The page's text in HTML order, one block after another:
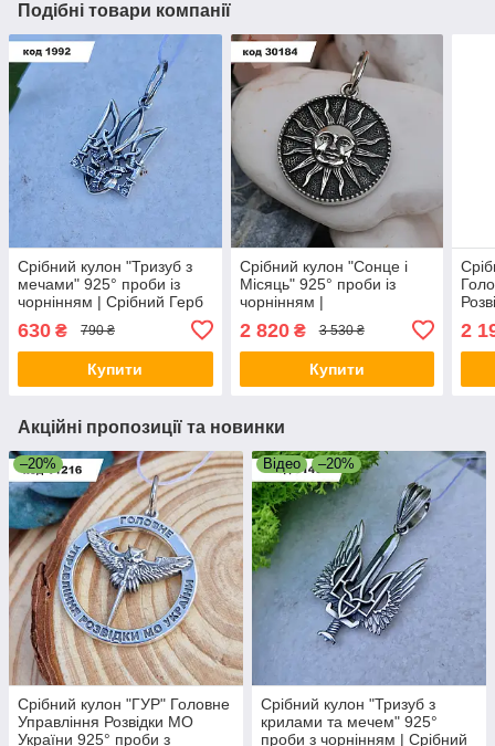
Подібні товари компанії
Срібний кулон "Тризуб з
мечами" 925° проби із
чорнінням | Срібний Герб
630 ₴ 790 ₴
Купити
Срібний кулон "Сонце і
Місяць" 925° проби із
чорнінням |
Скандинавський амулет
2 820₴ 3 530 ₴
Купити
2
Акційні пропозиції та новинки
–20%
Срібний кулон "ГУР" Головне
Управління Розвідки МО
України 925° проби з
Відео –20%
Срібний кулон "Тризуб з
крилами та мечем" 925°
проби з чорнінням | Срібний